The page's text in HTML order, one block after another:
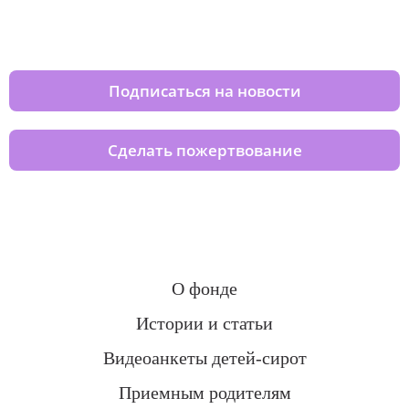
Подписаться на новости
Сделать пожертвование
О фонде
Истории и статьи
Видеоанкеты детей-сирот
Приемным родителям